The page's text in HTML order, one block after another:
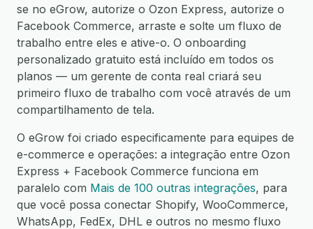
se no eGrow, autorize o Ozon Express, autorize o
Facebook Commerce, arraste e solte um fluxo de
trabalho entre eles e ative-o. O onboarding
personalizado gratuito está incluído em todos os
planos — um gerente de conta real criará seu
primeiro fluxo de trabalho com você através de um
compartilhamento de tela.
O eGrow foi criado especificamente para equipes de
e-commerce e operações: a integração entre Ozon
Express + Facebook Commerce funciona em
paralelo com Mais de 100 outras integrações, para
que você possa conectar Shopify, WooCommerce,
WhatsApp, FedEx, DHL e outros no mesmo fluxo